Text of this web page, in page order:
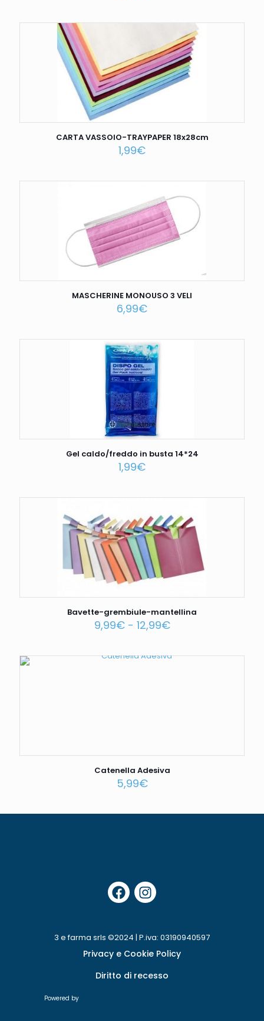
CARTA VASSOIO-TRAYPAPER 18x28cm
1,99€
MASCHERINE MONOUSO 3 VELI
6,99€
Gel caldo/freddo in busta 14*24
1,99€
Bavette-grembiule-mantellina
9,99€ - 12,99€
Catenella Adesiva
5,99€
3 e farma srls ©2024 | P.iva: 03190940597
Privacy e Cookie Policy
Diritto di recesso
Powered by